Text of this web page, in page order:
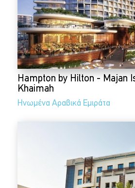
Hampton by Hilton - Majan
Khaimah
Ηνωμένα Αραβικά Εμιράτα